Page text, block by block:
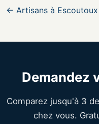
← Artisans à Escoutoux
Demandez
Comparez jusqu'à 3
chez vous.